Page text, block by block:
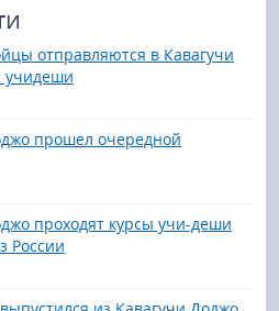
отправляются в Кавагучи
учидеши
прошел очередной
проходят курсы учи-деши
России